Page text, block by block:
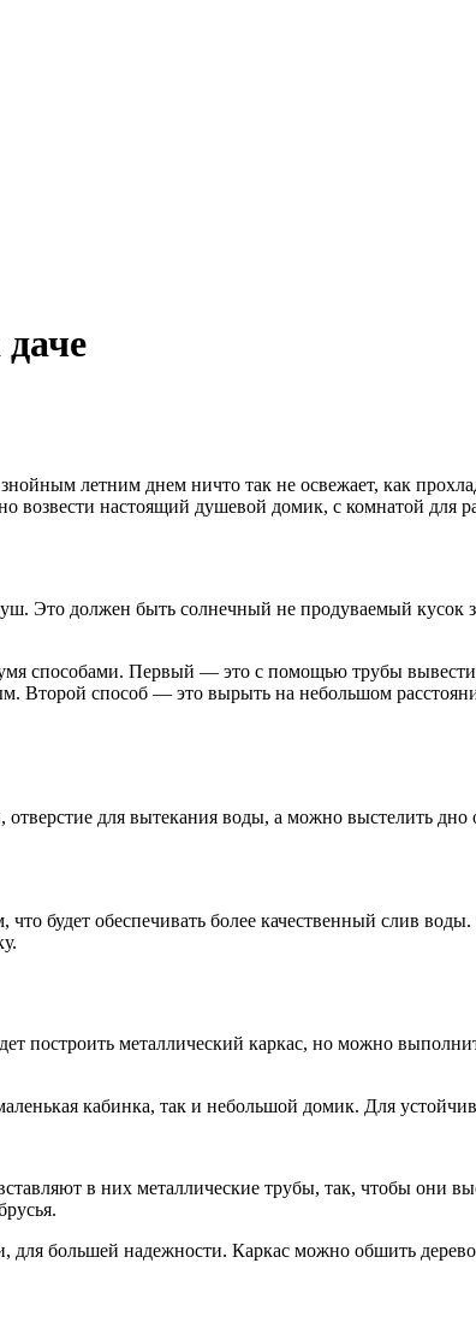
летним днем ничто так не освежает, как
настоящий душевой домик, с комнатой для
Это должен быть солнечный не продуваемый
способами. Первый — это с помощью трубы
Второй способ — это вырыть на небольшом
для вытекания воды, а можно выстелить
будет обеспечивать более качественный слив
построить металлический каркас, но можно
кабинка, так и небольшой домик. Для
в них металлические трубы, так, чтобы они
для большей надежности. Каркас можно обшить